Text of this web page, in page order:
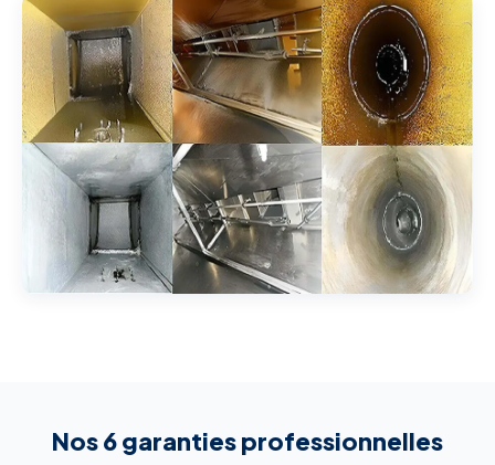
Nos 6 garanties professionnelles